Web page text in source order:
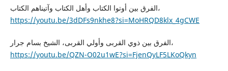
الفرق بين أوتوا الكتاب وأهل الكتاب وآتيناهم الكتاب،
https://youtu.be/3dDFs9nkhe8?si=MoHRQD8klx_4gCWE
الفرق بين ذوي القربى وأولي القربى، الشيخ بسام جرار،
https://youtu.be/QZN-O02u1wE?si=FjenQyLF5LKoQkyn